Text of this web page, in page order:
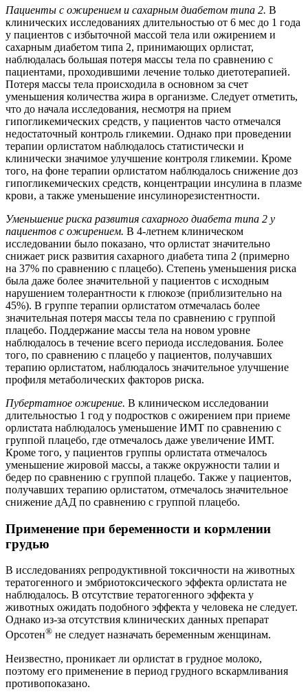
Пациенты с ожирением и сахарным диабетом типа 2. В
клинических исследованиях длительностью от 6 мес до 1 года
у пациентов с избыточной массой тела или ожирением и
сахарным диабетом типа 2, принимающих орлистат,
наблюдалась большая потеря массы тела по сравнению с
пациентами, проходившими лечение только диетотерапией.
Потеря массы тела происходила в основном за счет
уменьшения количества жира в организме. Следует отметить,
что до начала исследования, несмотря на прием
гипогликемических средств, у пациентов часто отмечался
недостаточный контроль гликемии. Однако при проведении
терапии орлистатом наблюдалось статистически и
клинически значимое улучшение контроля гликемии. Кроме
того, на фоне терапии орлистатом наблюдалось снижение доз
гипогликемических средств, концентрации инсулина в плазме
крови, а также уменьшение инсулинорезистентности.
Уменьшение риска развития сахарного диабета типа 2 у
пациентов с ожирением. В 4-летнем клиническом
исследовании было показано, что орлистат значительно
снижает риск развития сахарного диабета типа 2 (примерно
на 37% по сравнению с плацебо). Степень уменьшения риска
была даже более значительной у пациентов с исходным
нарушением толерантности к глюкозе (приблизительно на
45%). В группе терапии орлистатом отмечалась более
значительная потеря массы тела по сравнению с группой
плацебо. Поддержание массы тела на новом уровне
наблюдалось в течение всего периода исследования. Более
того, по сравнению с плацебо у пациентов, получавших
терапию орлистатом, наблюдалось значительное улучшение
профиля метаболических факторов риска.
Пубертатное ожирение. В клиническом исследовании
длительностью 1 год у подростков с ожирением при приеме
орлистата наблюдалось уменьшение ИМТ по сравнению с
группой плацебо, где отмечалось даже увеличение ИМТ.
Кроме того, у пациентов группы орлистата отмечалось
уменьшение жировой массы, а также окружности талии и
бедер по сравнению с группой плацебо. Также у пациентов,
получавших терапию орлистатом, отмечалось значительное
снижение дАД по сравнению с группой плацебо.
Применение при беременности и кормлении
грудью
В исследованиях репродуктивной токсичности на животных
тератогенного и эмбриотоксического эффекта орлистата не
наблюдалось. В отсутствие тератогенного эффекта у
животных ожидать подобного эффекта у человека не следует.
Однако из-за отсутствия клинических данных препарат
Орсотен® не следует назначать беременным женщинам.
Неизвестно, проникает ли орлистат в грудное молоко,
поэтому его применение в период грудного вскармливания
противопоказано.